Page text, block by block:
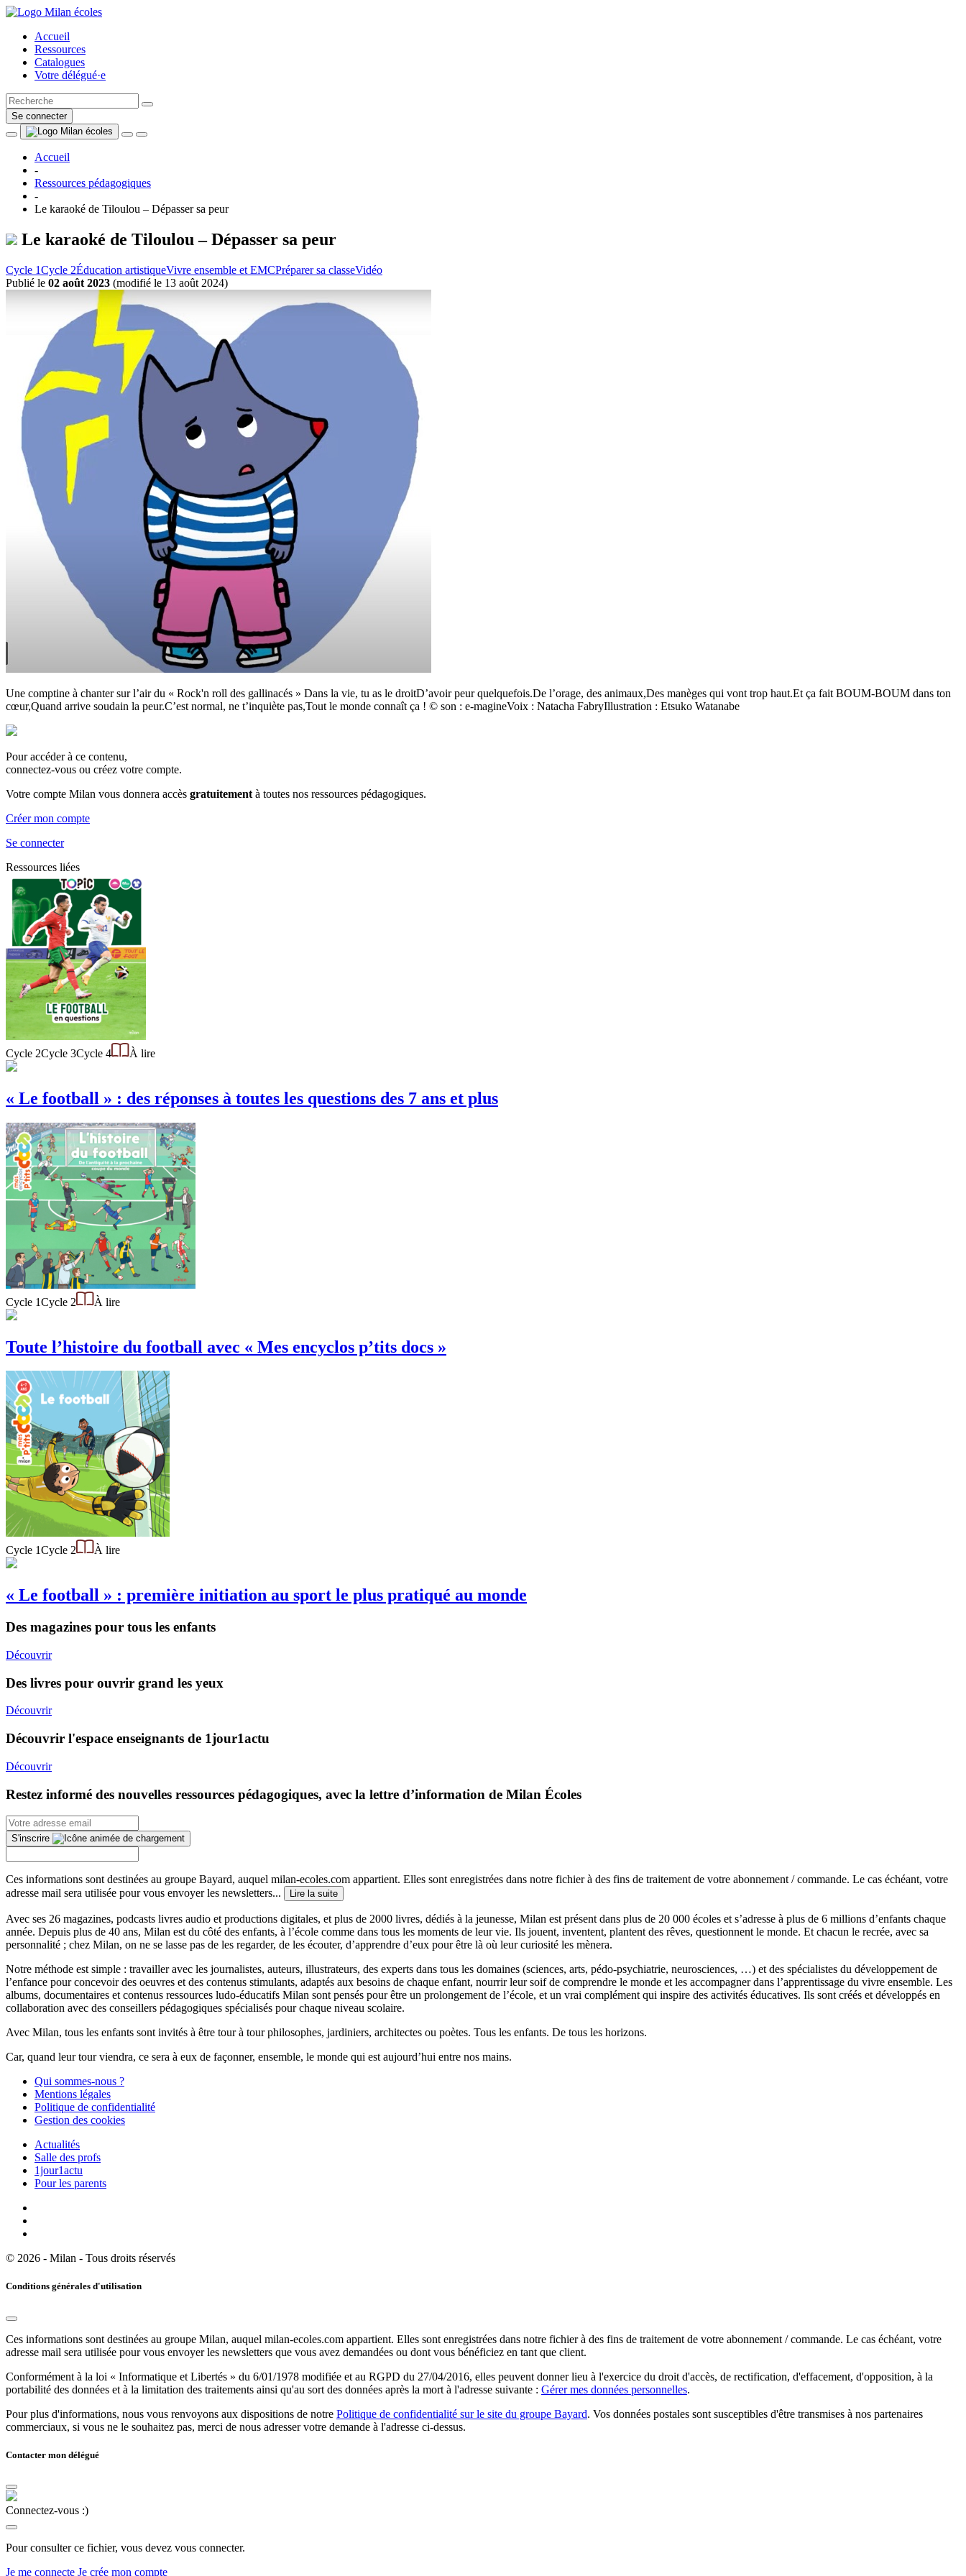
Accueil
Ressources
Catalogues
Votre délégué·e
Se connecter
Accueil
-
Ressources pédagogiques
-
Le karaoké de Tiloulou – Dépasser sa peur
Le karaoké de Tiloulou – Dépasser sa peur
Cycle 1Cycle 2Éducation artistiqueVivre ensemble et EMCPréparer sa classeVidéo
Publié le 02 août 2023 (modifié le 13 août 2024)
Une comptine à chanter sur l’air du « Rock'n roll des gallinacés » Dans la vie, tu as le droitD’avoir peur quelquefois.De l’orage, des animaux,Des manèges qui vont trop haut.Et ça fait BOUM-BOUM dans ton
cœur,Quand arrive soudain la peur.C’est normal, ne t’inquiète pas,Tout le monde connaît ça ! © son : e-magineVoix : Natacha FabryIllustration : Etsuko Watanabe
Pour accéder à ce contenu,
connectez-vous ou créez votre compte.
Votre compte Milan vous donnera accès gratuitement à toutes nos ressources pédagogiques.
Créer mon compte
Se connecter
Ressources liées
Cycle 2Cycle 3Cycle 4 À lire
« Le football » : des réponses à toutes les questions des 7 ans et plus
Cycle 1Cycle 2 À lire
Toute l’histoire du football avec « Mes encyclos p’tits docs »
Cycle 1Cycle 2 À lire
« Le football » : première initiation au sport le plus pratiqué au monde
Des magazines pour tous les enfants
Découvrir
Des livres pour ouvrir grand les yeux
Découvrir
Découvrir l'espace enseignants de 1jour1actu
Découvrir
Restez informé des nouvelles ressources pédagogiques, avec la lettre d’information de Milan Écoles
S'inscrire
Ces informations sont destinées au groupe Bayard, auquel milan-ecoles.com appartient. Elles sont enregistrées dans notre fichier à des fins de traitement de votre abonnement / commande. Le cas échéant, votre
adresse mail sera utilisée pour vous envoyer les newsletters...
Lire la suite
Avec ses 26 magazines, podcasts livres audio et productions digitales, et plus de 2000 livres, dédiés à la jeunesse, Milan est présent dans plus de 20 000 écoles et s’adresse à plus de 6 millions d’enfants chaque
année. Depuis plus de 40 ans, Milan est du côté des enfants, à l’école comme dans tous les moments de leur vie. Ils jouent, inventent, plantent des rêves, questionnent le monde. Et chacun le recrée, avec sa
personnalité ; chez Milan, on ne se lasse pas de les regarder, de les écouter, d’apprendre d’eux pour être là où leur curiosité les mènera.
Notre méthode est simple : travailler avec les journalistes, auteurs, illustrateurs, des experts dans tous les domaines (sciences, arts, pédo-psychiatrie, neurosciences, …) et des spécialistes du développement de
l’enfance pour concevoir des oeuvres et des contenus stimulants, adaptés aux besoins de chaque enfant, nourrir leur soif de comprendre le monde et les accompagner dans l’apprentissage du vivre ensemble. Les
albums, documentaires et contenus ressources ludo-éducatifs Milan sont pensés pour être un prolongement de l’école, et un vrai complément qui inspire des activités éducatives. Ils sont créés et développés en
collaboration avec des conseillers pédagogiques spécialisés pour chaque niveau scolaire.
Avec Milan, tous les enfants sont invités à être tour à tour philosophes, jardiniers, architectes ou poètes. Tous les enfants. De tous les horizons.
Car, quand leur tour viendra, ce sera à eux de façonner, ensemble, le monde qui est aujourd’hui entre nos mains.
Qui sommes-nous ?
Mentions légales
Politique de confidentialité
Gestion des cookies
Actualités
Salle des profs
1jour1actu
Pour les parents
© 2026 - Milan - Tous droits réservés
Conditions générales d'utilisation
Ces informations sont destinées au groupe Milan, auquel milan-ecoles.com appartient. Elles sont enregistrées dans notre fichier à des fins de traitement de votre abonnement / commande. Le cas échéant, votre
adresse mail sera utilisée pour vous envoyer les newsletters que vous avez demandées ou dont vous bénéficiez en tant que client.
Conformément à la loi « Informatique et Libertés » du 6/01/1978 modifiée et au RGPD du 27/04/2016, elles peuvent donner lieu à l'exercice du droit d'accès, de rectification, d'effacement, d'opposition, à la
portabilité des données et à la limitation des traitements ainsi qu'au sort des données après la mort à l'adresse suivante : Gérer mes données personnelles.
Pour plus d'informations, nous vous renvoyons aux dispositions de notre Politique de confidentialité sur le site du groupe Bayard. Vos données postales sont susceptibles d'être transmises à nos partenaires
commerciaux, si vous ne le souhaitez pas, merci de nous adresser votre demande à l'adresse ci-dessus.
Contacter mon délégué
Connectez-vous :)
Pour consulter ce fichier, vous devez vous connecter.
Je me connecte Je crée mon compte